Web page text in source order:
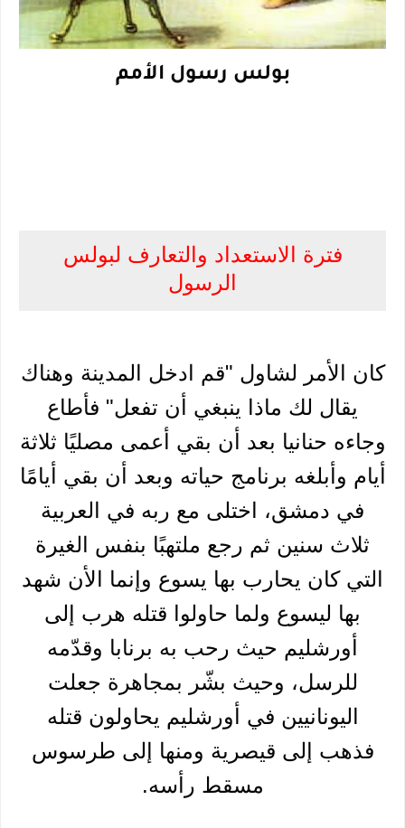
بولس رسول الأمم
فترة الاستعداد والتعارف لبولس
الرسول
كان الأمر لشاول "قم ادخل المدينة وهناك
يقال لك ماذا ينبغي أن تفعل" فأطاع
وجاءه حنانيا بعد أن بقي أعمى مصليًا ثلاثة
أيام وأبلغه برنامج حياته وبعد أن بقي أيامًا
في دمشق، اختلى مع ربه في العربية
ثلاث سنين ثم رجع ملتهبًا بنفس الغيرة
التي كان يحارب بها يسوع وإنما الأن شهد
بها ليسوع ولما حاولوا قتله هرب إلى
أورشليم حيث رحب به برنابا وقدّمه
للرسل، وحيث بشّر بمجاهرة جعلت
اليونانيين في أورشليم يحاولون قتله
فذهب إلى قيصرية ومنها إلى طرسوس
مسقط رأسه.